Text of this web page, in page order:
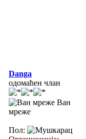
Danga
одомаћен члан
Ван
мреже
Пол: